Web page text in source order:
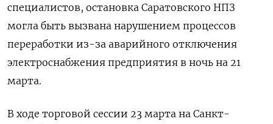
специалистов, остановка Саратовского НПЗ
могла быть вызвана ​нарушением процессов
переработки ​из-за ‌аварийного отключения
электроснабжения предприятия в ночь на 21 ​
марта.
В ходе торговой сессии 23 марта на Санкт-